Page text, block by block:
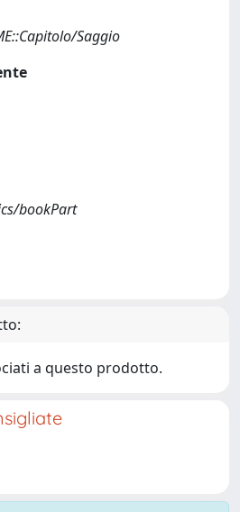
Saggio
bookPart
a questo prodotto.